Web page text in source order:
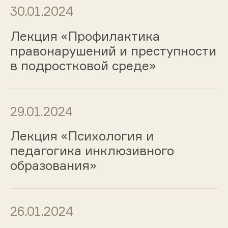
30.01.2024
Лекция «Профилактика
правонарушений и преступности
в подростковой среде»
29.01.2024
Лекция «Психология и
педагогика инклюзивного
образования»
26.01.2024